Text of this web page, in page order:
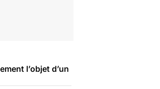
l’objet d’un